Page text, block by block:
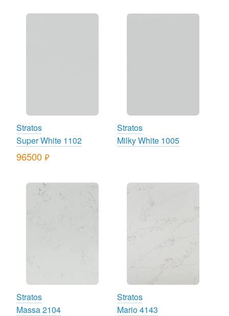
Stratos
Super White 1102
96500руб.
Stratos
Milky White 1005
Stratos
Massa 2104
Stratos
Mario 4143